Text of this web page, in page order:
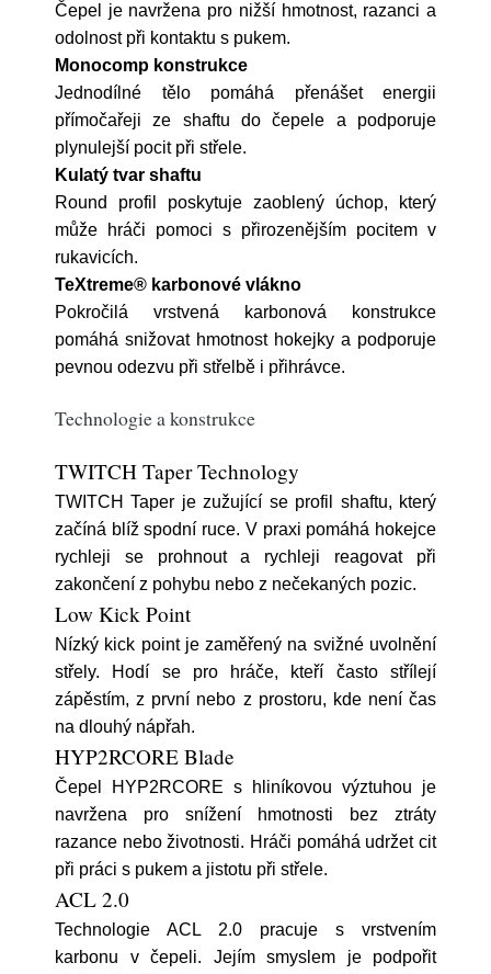
Čepel je navržena pro nižší hmotnost, razanci a
odolnost při kontaktu s pukem.
Monocomp konstrukce
Jednodílné tělo pomáhá přenášet energii
přímočařeji ze shaftu do čepele a podporuje
plynulejší pocit při střele.
Kulatý tvar shaftu
Round profil poskytuje zaoblený úchop, který
může hráči pomoci s přirozenějším pocitem v
rukavicích.
TeXtreme® karbonové vlákno
Pokročilá vrstvená karbonová konstrukce
pomáhá snižovat hmotnost hokejky a podporuje
pevnou odezvu při střelbě i přihrávce.
Technologie a konstrukce
TWITCH Taper Technology
TWITCH Taper je zužující se profil shaftu, který
začíná blíž spodní ruce. V praxi pomáhá hokejce
rychleji se prohnout a rychleji reagovat při
zakončení z pohybu nebo z nečekaných pozic.
Low Kick Point
Nízký kick point je zaměřený na svižné uvolnění
střely. Hodí se pro hráče, kteří často střílejí
zápěstím, z první nebo z prostoru, kde není čas
na dlouhý nápřah.
HYP2RCORE Blade
Čepel HYP2RCORE s hliníkovou výztuhou je
navržena pro snížení hmotnosti bez ztráty
razance nebo životnosti. Hráči pomáhá udržet cit
při práci s pukem a jistotu při střele.
ACL 2.0
Technologie ACL 2.0 pracuje s vrstvením
karbonu v čepeli. Jejím smyslem je podpořit